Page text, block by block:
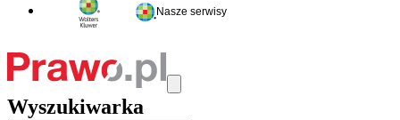
Nasze serwisy
Wyszukiwarka